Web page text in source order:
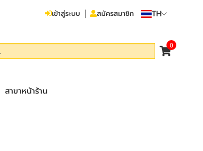
เข้าสู่ระบบ สมัครสมาชิก TH
0
สาขาหน้าร้าน